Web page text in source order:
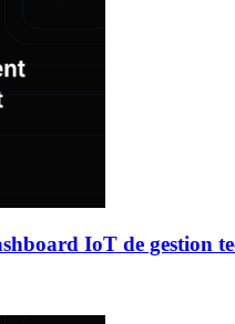
IoT de gestion